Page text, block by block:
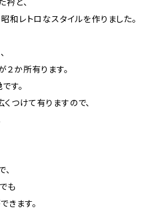
衿と、
和レトロなスタイルを作りました。
２か所有ります。
す。
つけて有りますので、
も
きます。